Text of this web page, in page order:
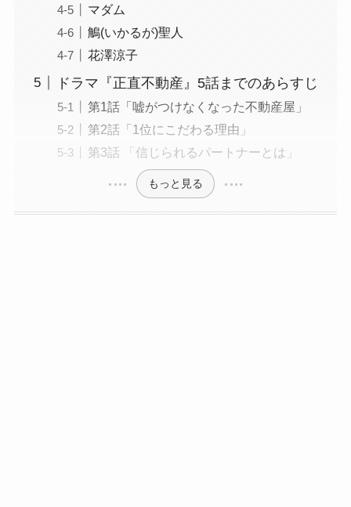
マダム
鵤(いかるが)聖人
花澤涼子
ドラマ『正直不動産』5話までのあらすじ
第1話「嘘がつけなくなった不動産屋」
第2話「1位にこだわる理由」
第3話 「信じられるパートナーとは」
もっと見る